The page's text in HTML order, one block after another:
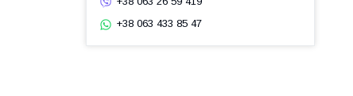
+38 063 433 85 47